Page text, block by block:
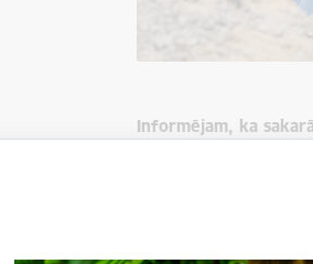
Informējam, ka